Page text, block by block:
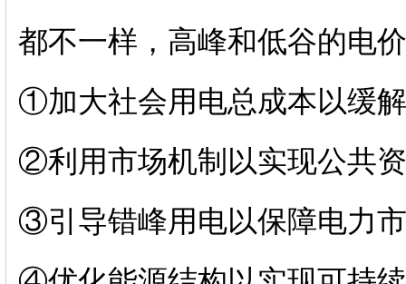
都不一样，高峰和低谷的电
①加大社会用电总成本以缓
②利用市场机制以实现公共
③引导错峰用电以保障电力